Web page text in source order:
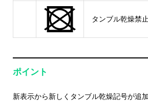
タンブル乾燥禁止
ポイント
新表示から新しくタンブル乾燥記号が追